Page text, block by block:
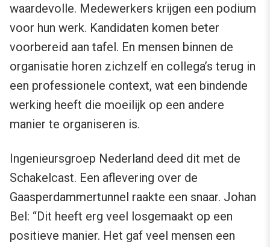
waardevolle. Medewerkers krijgen een podium
voor hun werk. Kandidaten komen beter
voorbereid aan tafel. En mensen binnen de
organisatie horen zichzelf en collega’s terug in
een professionele context, wat een bindende
werking heeft die moeilijk op een andere
manier te organiseren is.
Ingenieursgroep Nederland deed dit met de
Schakelcast. Een aflevering over de
Gaasperdammertunnel raakte een snaar. Johan
Bel: “Dit heeft erg veel losgemaakt op een
positieve manier. Het gaf veel mensen een